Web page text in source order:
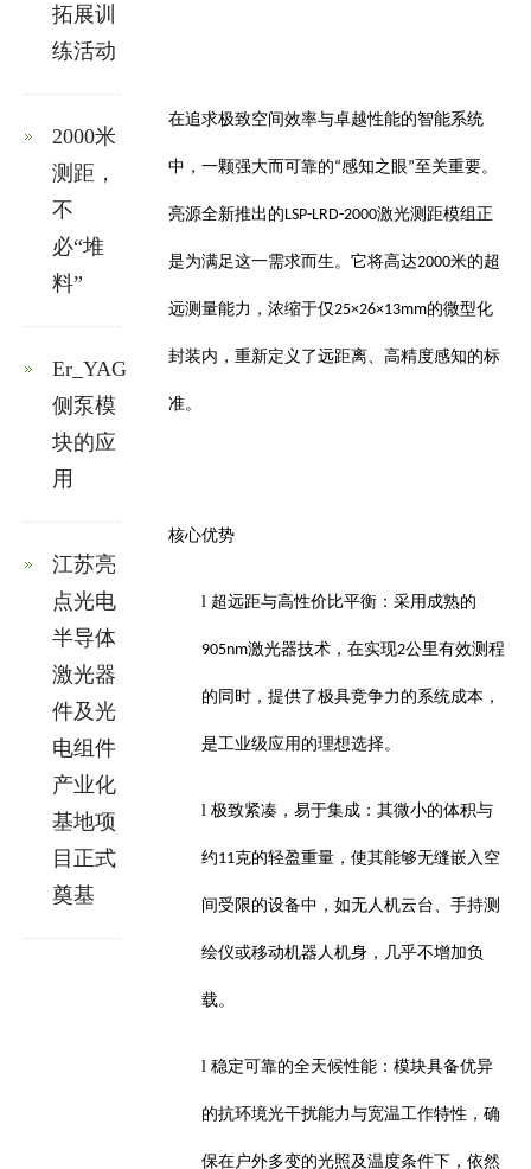
拓展训
练活动
2000米
测距，
不
必“堆
料”
Er_YAG
侧泵模
块的应
用
江苏亮
点光电
半导体
激光器
件及光
电组件
产业化
基地项
目正式
奠基
在追求极致空间效率与卓越性能的智能系统
中，一颗强大而可靠的“感知之眼”至关重要。
亮源全新推出的LSP-LRD-2000激光测距模组正
是为满足这一需求而生。它将高达2000米的超
远测量能力，浓缩于仅25×26×13mm的微型化
封装内，重新定义了远距离、高精度感知的标
准。
核心优势
l 超远距与高性价比平衡：采用成熟的
905nm激光器技术，在实现2公里有效测程
的同时，提供了极具竞争力的系统成本，
是工业级应用的理想选择。
l极致紧凑，易于集成：其微小的体积与
约11克的轻盈重量，使其能够无缝嵌入空
间受限的设备中，如无人机云台、手持测
绘仪或移动机器人机身，几乎不增加负
载。
l稳定可靠的全天候性能：模块具备优异
的抗环境光干扰能力与宽温工作特性，确
保在户外多变的光照及温度条件下，依然